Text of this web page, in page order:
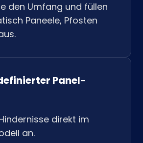
den Umfang und füllen
Paneele, Pfosten
Panel-
direkt im
an.